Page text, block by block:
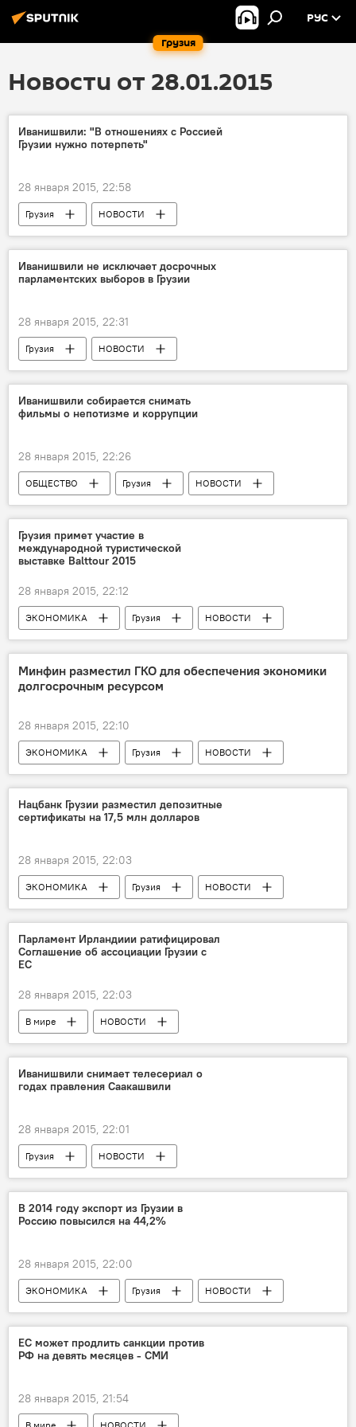
Грузия
РУС
Новости от 28.01.2015
Иванишвили: "В отношениях с Россией
Грузии нужно потерпеть"
28 января 2015, 22:58
Грузия НОВОСТИ
Иванишвили не исключает досрочных
парламентских выборов в Грузии
28 января 2015, 22:31
Грузия НОВОСТИ
Иванишвили собирается снимать
фильмы о непотизме и коррупции
28 января 2015, 22:26
ОБЩЕСТВО Грузия НОВОСТИ
Грузия примет участие в
международной туристической
выставке Balttour 2015
28 января 2015, 22:12
ЭКОНОМИКА Грузия НОВОСТИ
Минфин разместил ГКО для обеспечения экономики
долгосрочным ресурсом
28 января 2015, 22:10
ЭКОНОМИКА Грузия НОВОСТИ
Нацбанк Грузии разместил депозитные
сертификаты на 17,5 млн долларов
28 января 2015, 22:03
ЭКОНОМИКА Грузия НОВОСТИ
Парламент Ирландиии ратифицировал
Соглашение об ассоциации Грузии с
ЕС
28 января 2015, 22:03
В мире НОВОСТИ
Иванишвили снимает телесериал о
годах правления Саакашвили
28 января 2015, 22:01
Грузия НОВОСТИ
В 2014 году экспорт из Грузии в
Россию повысился на 44,2%
28 января 2015, 22:00
ЭКОНОМИКА Грузия НОВОСТИ
ЕС может продлить санкции против
РФ на девять месяцев - СМИ
28 января 2015, 21:54